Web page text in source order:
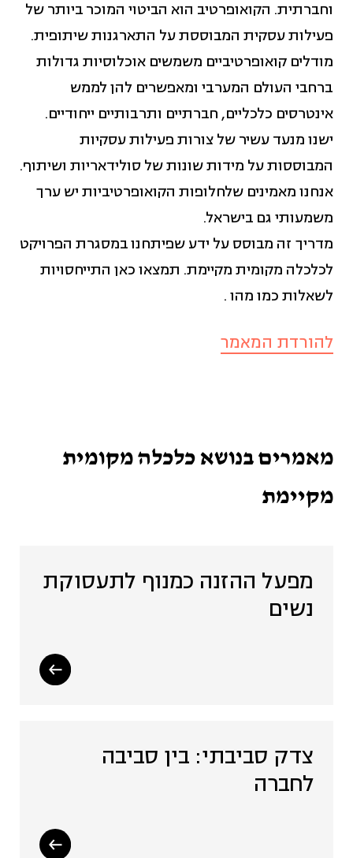
מאבקים חברתיים (14)
מגדר (11)
מדדי איכות חיים (12)
מדידה והערכה (2)
ניהול ומנהיגות (4)
פיתוח כלכלי קהילתי (17)
פיתוח משאבים (5)
קהילה (19)
שיתוף ציבור (2)
תיירות מקומית (4)
וחברתית. הקואופרטיב הוא הביטוי המוכר ביותר של
פעילות עסקית המבוססת על התארגנות שיתופית.
מודלים קואופרטיביים משמשים אוכלוסיות גדולות
ברחבי העולם המערבי ומאפשרים להן לממש
אינטרסים כלכליים, חברתיים ותרבותיים ייחודיים.
ישנו מנעד עשיר של צורות פעילות עסקיות
המבוססות על מידות שונות של סולידאריות ושיתוף.
אנחנו מאמינים שלחלופות הקואופרטיביות יש ערך
משמעותי גם בישראל.
מדריך זה מבוסס על ידע שפיתחנו במסגרת הפרויקט
לכלכלה מקומית מקיימת. תמצאו כאן התייחסויות
לשאלות כמו מהו .
להורדת המאמר
מאמרים בנושא כלכלה מקומית
מקיימת
מפעל ההזנה כמנוף לתעסוקת
נשים
צדק סביבתי: בין סביבה
לחברה